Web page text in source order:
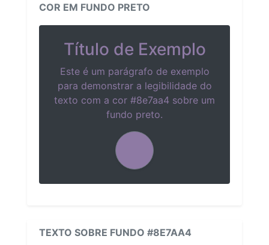
COR EM FUNDO PRETO
Título de Exemplo
Este é um parágrafo de exemplo
para demonstrar a legibilidade do
texto com a cor #8e7aa4 sobre um
fundo preto.
TEXTO SOBRE FUNDO #8E7AA4